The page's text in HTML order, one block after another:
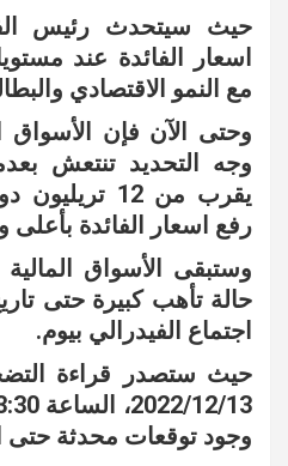
حيث سيتحدث رئيس
اسعار الفائدة عند
مع النمو الاقتصادي
وحتى الآن فإن الأسواق
وجه التحديد تنتعش
يقرب من 12
رفع اسعار الفائدة بأعلى
وستبقى الأسواق
حالة تأهب كبيرة حتى
اجتماع الفيدرالي بيوم.
حيث ستصدر قراءة
وجود توقعات محدثة حتى